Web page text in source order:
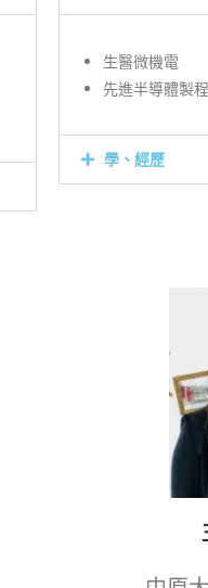
生醫微機電
先進半導體製
學、經歷